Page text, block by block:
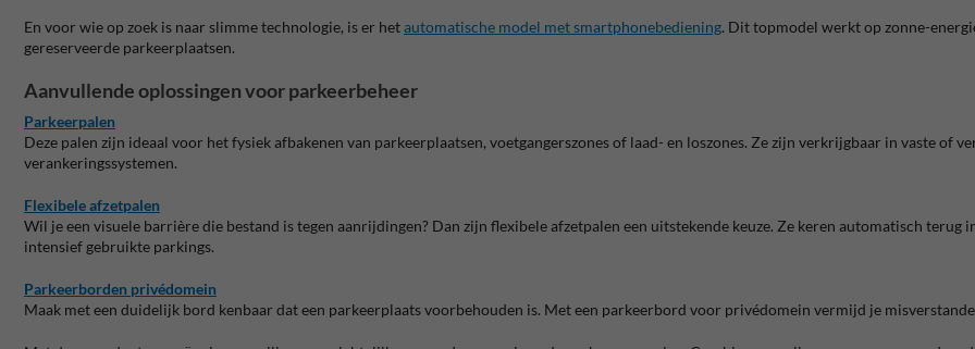
En voor wie op zoek is naar slimme technologie, is er hetautomatische model met smartphonebediening. Dit topmodel werkt op zonne-
gereserveerde parkeerplaatsen.
Aanvullende oplossingen voor parkeerbeheer
Parkeerpalen
Deze palen zijn ideaal voor het fysiek afbakenen van parkeerplaatsen, voetgangerszones of laad- en loszones. Ze zijn verkrijgbaar in vaste of
verankeringssystemen.
Flexibele afzetpalen
Wil je een visuele barrière die bestand is tegen aanrijdingen? Dan zijn flexibele afzetpalen een uitstekende keuze. Ze keren automatisch
intensief gebruikte parkings.
Parkeerborden privédomein
Maak met een duidelijk bord kenbaar dat een parkeerplaats voorbehouden is. Met een parkeerbord voor privédomein vermijd je